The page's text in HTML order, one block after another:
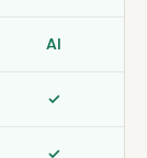
AI
✓
✓